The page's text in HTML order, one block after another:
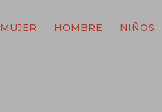
MUJER HOMBRE NIÑOS